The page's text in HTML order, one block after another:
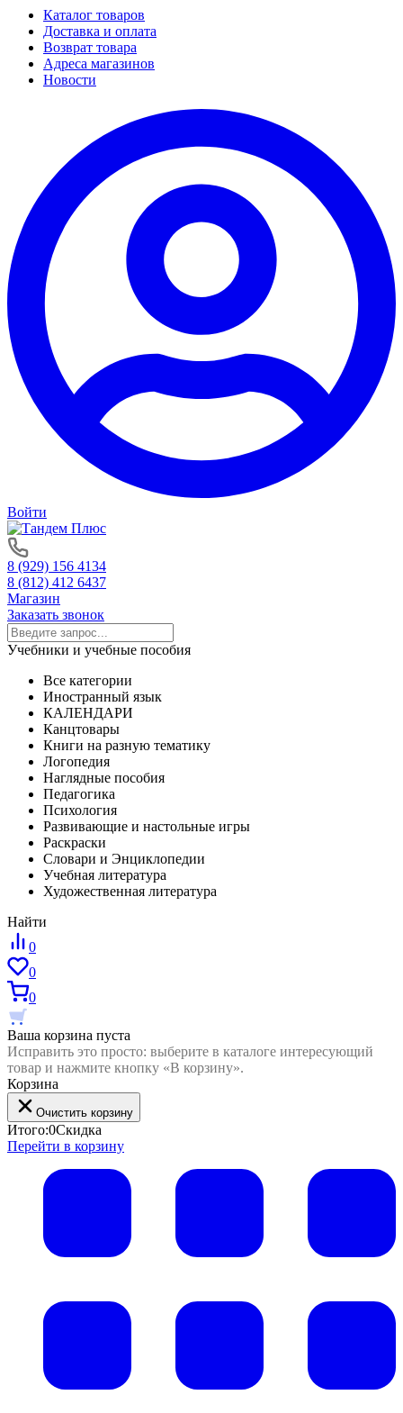
Каталог товаров
Доставка и оплата
Возврат товара
Адреса магазинов
Новости
Войти
8 (929) 156 4134
8 (812) 412 6437
Магазин
Заказать звонок
Учебники и учебные пособия
Все категории
Иностранный язык
КАЛЕНДАРИ
Канцтовары
Книги на разную тематику
Логопедия
Наглядные пособия
Педагогика
Психология
Развивающие и настольные игры
Раскраски
Словари и Энциклопедии
Учебная литература
Художественная литература
Найти
0
0
0
Ваша корзина пуста
Исправить это просто: выберите в каталоге интересующий
товар и нажмите кнопку «В корзину».
Корзина
Очистить корзину
Итого:0Скидка
Перейти в корзину